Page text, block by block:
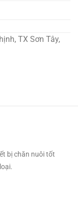
TX Sơn Tây,
bị chăn nuôi tốt